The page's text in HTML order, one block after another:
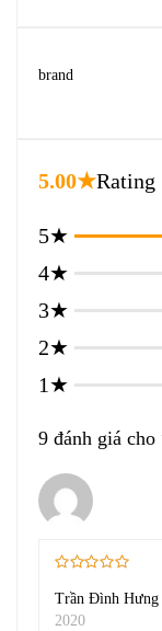
brand
5.00★Rating
5★
4★
3★
2★
1★
9 đánh giá cho
Trần Đình Hưng
2020